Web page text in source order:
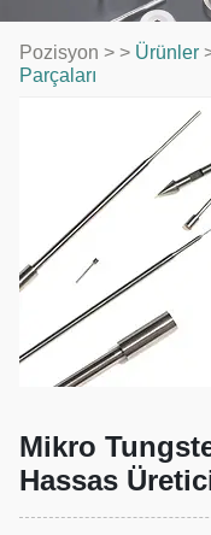
Pozisyon > > Ürünler
Parçaları
Mikro
Hassas